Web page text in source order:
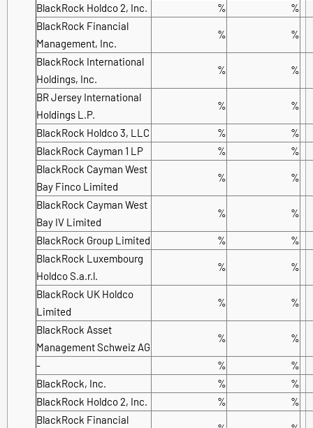
BlackRock Holdco 2, Inc.
%
%
BlackRock Financial
Management, Inc.
% %
BlackRock International
Holdings, Inc.
% %
BR Jersey International
Holdings L.P.
% %
BlackRock Holdco 3, LLC %
%
BlackRock Cayman 1 LP
%
%
BlackRock Cayman West
Bay Finco Limited
% %
BlackRock Cayman West
Bay IV Limited
% %
BlackRock Group Limited %
%
BlackRock Luxembourg
Holdco S.a.r.l.
% %
BlackRock UK Holdco
Limited
% %
BlackRock Asset
Management Schweiz AG
% %
- %
%
BlackRock, Inc.
%
%
BlackRock Holdco 2, Inc.
%
%
BlackRock Financial